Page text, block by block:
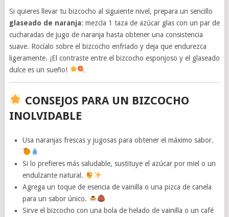
Si quieres llevar tu bizcocho al siguiente nivel, prepara un sencillo
glaseado de naranja: mezcla 1 taza de azúcar glas con un par de
cucharadas de jugo de naranja hasta obtener una consistencia
suave. Rocíalo sobre el bizcocho enfriado y deja que endurezca
ligeramente. ¡El contraste entre el bizcocho esponjoso y el glaseado
dulce es un sueño!
CONSEJOS PARA UN BIZCOCHO
INOLVIDABLE
Usa naranjas frescas y jugosas para obtener el máximo sabor.
Si lo prefieres más saludable, sustituye el azúcar por miel o un
endulzante natural.
Agrega un toque de esencia de vainilla o una pizca de canela
para un sabor único.
Sirve el bizcocho con una bola de helado de vainilla o un café